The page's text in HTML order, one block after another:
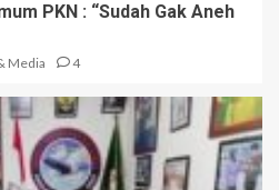
PKN : “Sudah Gak Aneh
Media 4